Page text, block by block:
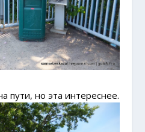
пути, но эта интереснее.